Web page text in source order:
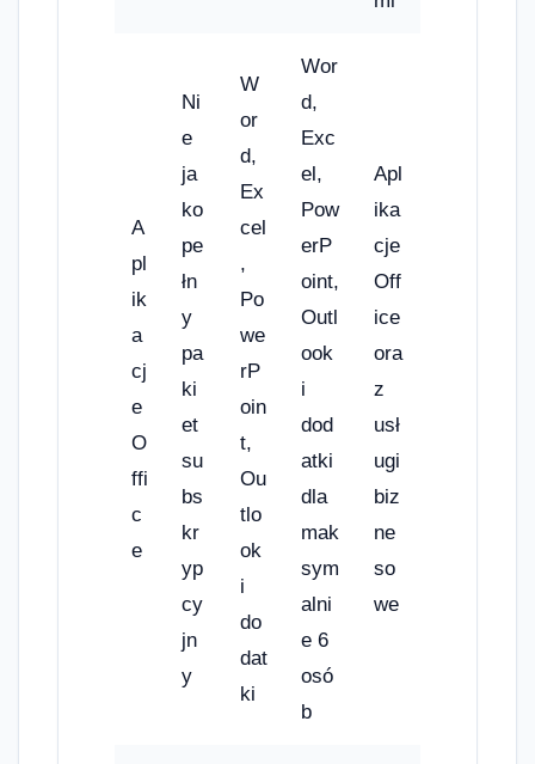
A
pl
ik
a
cj
e
O
ffi
c
e
Ni
e
ja
ko
pe
łn
y
pa
ki
et
su
bs
kr
yp
cy
jn
y
W
or
d,
Ex
cel
,
Po
we
rP
oin
t,
Ou
tlo
ok
i
do
dat
ki
Wor
d,
Exc
el,
Pow
erP
oint,
Outl
ook
i
dod
atki
dla
mak
sym
alni
e 6
osó
b
Apl
ika
cje
Off
ice
ora
z
usł
ugi
biz
ne
so
we